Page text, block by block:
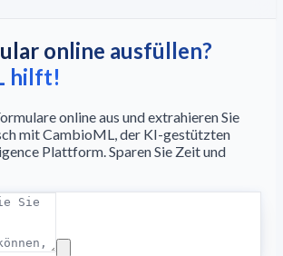
online ausfüllen?
hilft!
online aus und extrahieren Sie
mit CambioML, der KI-gestützten
Plattform. Sparen Sie Zeit und